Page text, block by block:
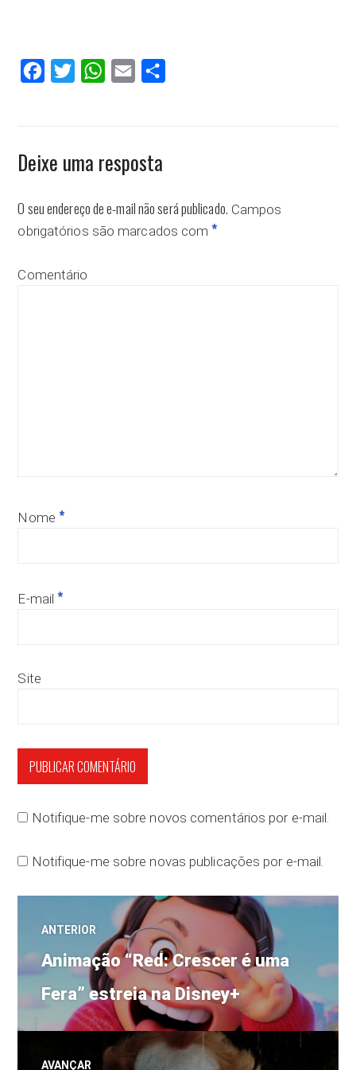
FacebookTwitter WhatsApp
Email
Deixe uma resposta
O seu endereço de e-mail não será publicado. Campos
obrigatórios são marcados com *
Comentário
Nome *
E-mail *
Site
Notifique-me sobre novos comentários por e-mail.
Notifique-me sobre novas publicações por e-mail.
Navegação
de
Post
ANTERIOR
Post
anterior:
Animação “Red: Crescer é uma
Fera” estreia na Disney+
AVANÇAR